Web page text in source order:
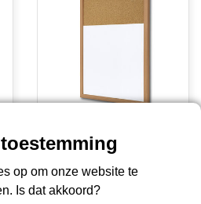
Hout krijtbord met
kurk
€29,99
op om onze website te
Is dat akkoord?